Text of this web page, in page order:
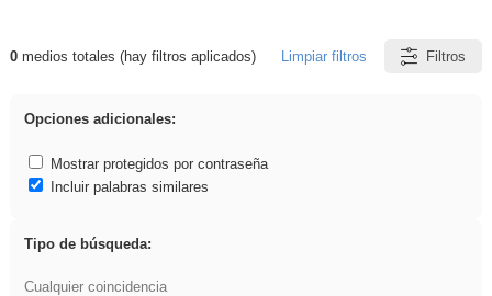
Resultados de: Benagulu
0medios totales (hay filtros aplicados) Limpiar filtros Filtros
Opciones adicionales:
Mostrar protegidos por contraseña
Incluir palabras similares
Tipo de búsqueda:
Cualquier coincidencia